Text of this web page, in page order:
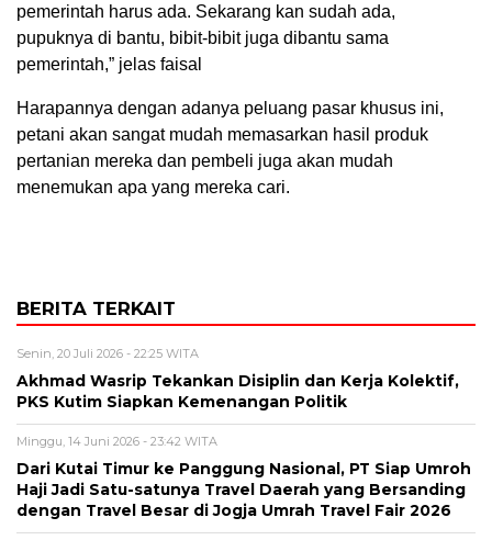
pemerintah harus ada. Sekarang kan sudah ada,
pupuknya di bantu, bibit-bibit juga dibantu sama
pemerintah,” jelas faisal
Harapannya dengan adanya peluang pasar khusus ini,
petani akan sangat mudah memasarkan hasil produk
pertanian mereka dan pembeli juga akan mudah
menemukan apa yang mereka cari.
BERITA TERKAIT
Senin, 20 Juli 2026 - 22:25 WITA
Akhmad Wasrip Tekankan Disiplin dan Kerja Kolektif,
PKS Kutim Siapkan Kemenangan Politik
Minggu, 14 Juni 2026 - 23:42 WITA
Dari Kutai Timur ke Panggung Nasional, PT Siap Umroh
Haji Jadi Satu-satunya Travel Daerah yang Bersanding
dengan Travel Besar di Jogja Umrah Travel Fair 2026